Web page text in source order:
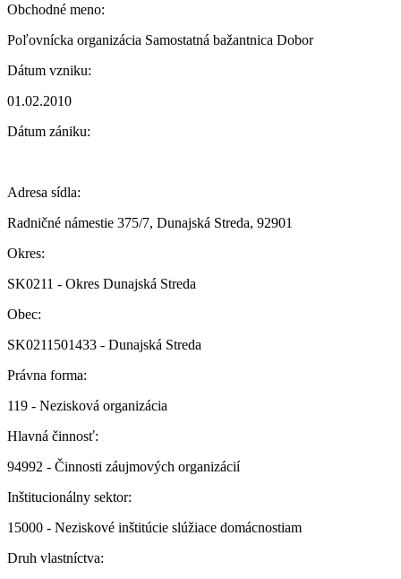
Obchodné meno:
Poľovnícka organizácia Samostatná bažantnica Dobor
Dátum vzniku:
01.02.2010
Dátum zániku:
Adresa sídla:
Radničné námestie 375/7, Dunajská Streda, 92901
Okres:
SK0211 - Okres Dunajská Streda
Obec:
SK0211501433 - Dunajská Streda
Právna forma:
119 - Nezisková organizácia
Hlavná činnosť:
94992 - Činnosti záujmových organizácií
Inštitucionálny sektor:
15000 - Neziskové inštitúcie slúžiace domácnostiam
Druh vlastníctva: